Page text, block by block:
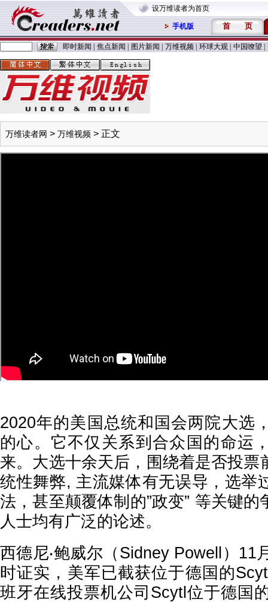
设万维读者为首页
手机版 首 页
即时新闻 焦点新闻 图片新闻 万维视频 环球大观 中国嘹望
万维读者网 > 万维视频 > 正文
2020年的美国总统和国会两院大选
的心。它不仅关系到合众国的命运
来。大选十余天后，围绕着是否投票
统性舞弊, 主流媒体有无误导，选举
法，甚至颠覆体制的”政变” 等关键
人士均有广泛的论述。
西德尼‧鲍威尔（Sidney Powell）11
时证实，美军已截获位于德国的
班牙在线投票机公司Scytl位于德国